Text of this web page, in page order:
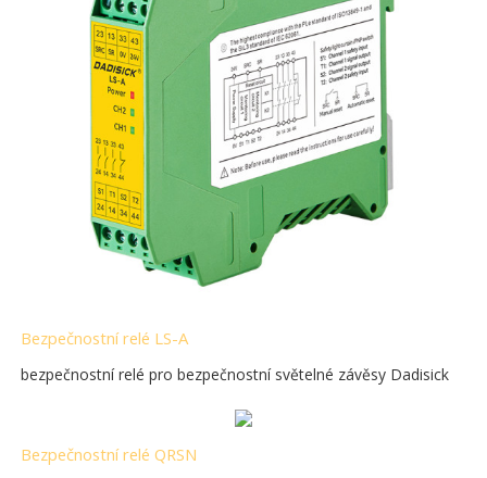
Bezpečnostní relé LS-A
bezpečnostní relé pro bezpečnostní světelné závěsy Dadisick
Bezpečnostní relé QRSN